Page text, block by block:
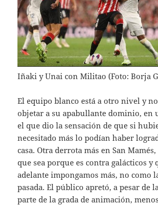
Iñaki y Unai con Militao (Foto: Borja
El equipo blanco está a otro nivel y
objetar a su apabullante dominio, en
el que dio la sensación de que si
necesitado más lo podían haber
casa. Otra derrota más en San
que sea porque es contra galácticos y
adelante impongamos más, no como
pasada. El público apretó, a pesar de
parte de la grada de animación,